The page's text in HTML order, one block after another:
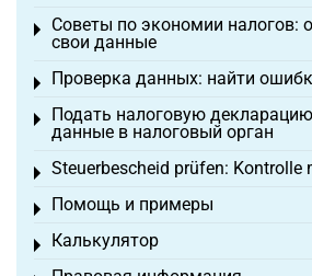
Советы по экономии налогов:
свои данные
Toggle menu
Проверка данных: найти
Toggle menu
Подать налоговую
данные в налоговый орган
Toggle menu
Steuerbescheid prüfen: Kontrolle
Toggle menu
Помощь и примеры
Toggle menu
Калькулятор
Toggle menu